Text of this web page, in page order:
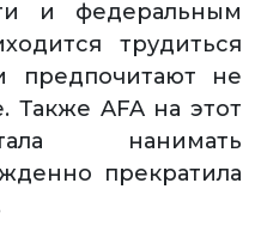
и федеральным
трудиться
предпочитают не
Также AFA на этот
нанимать
прекратила